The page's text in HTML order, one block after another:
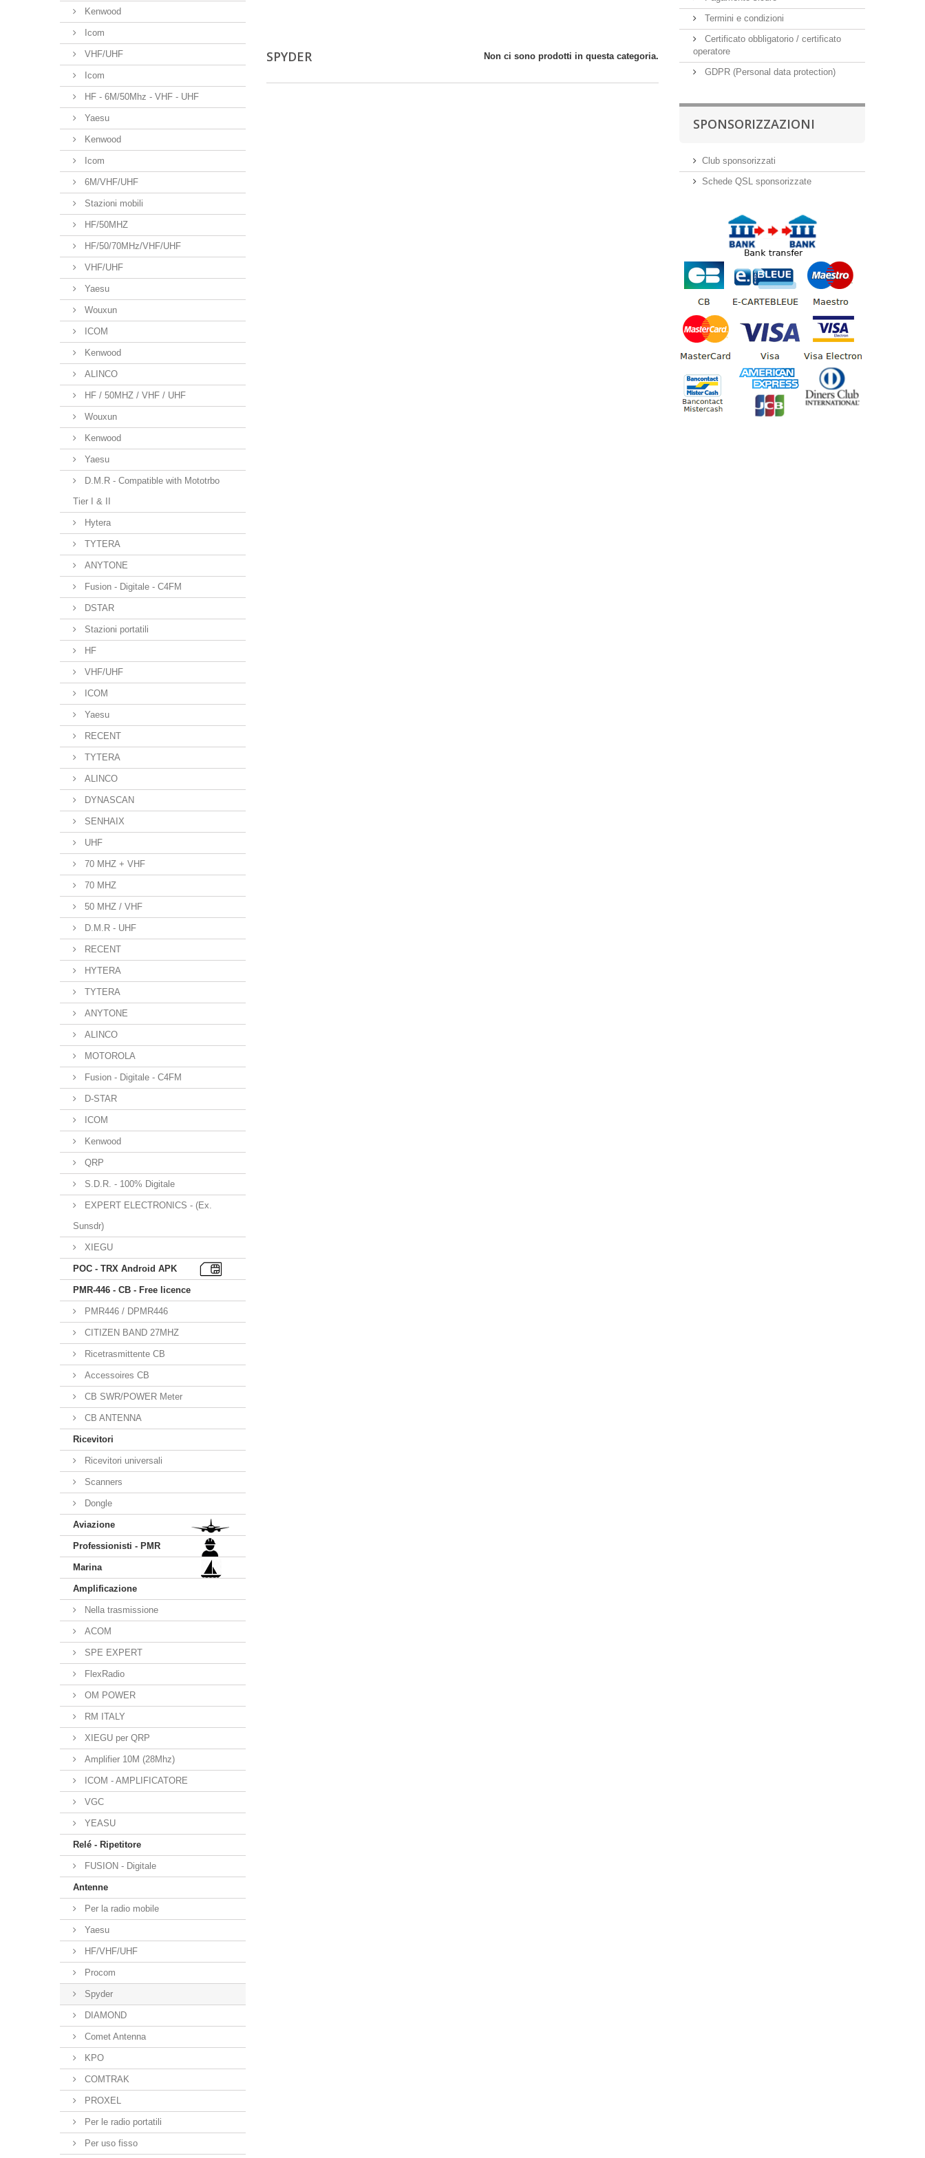
Kenwood
Icom
VHF/UHF
Icom
HF - 6M/50Mhz - VHF - UHF
Yaesu
Kenwood
Icom
6M/VHF/UHF
Stazioni mobili
HF/50MHZ
HF/50/70MHz/VHF/UHF
VHF/UHF
Yaesu
Wouxun
ICOM
Kenwood
ALINCO
HF / 50MHZ / VHF / UHF
Wouxun
Kenwood
Yaesu
D.M.R - Compatible with Mototrbo
Tier I & II
Hytera
TYTERA
ANYTONE
Fusion - Digitale - C4FM
DSTAR
Stazioni portatili
HF
VHF/UHF
ICOM
Yaesu
RECENT
TYTERA
ALINCO
DYNASCAN
SENHAIX
UHF
70 MHZ + VHF
70 MHZ
50 MHZ / VHF
D.M.R - UHF
RECENT
HYTERA
TYTERA
ANYTONE
ALINCO
MOTOROLA
Fusion - Digitale - C4FM
D-STAR
ICOM
Kenwood
QRP
S.D.R. - 100% Digitale
EXPERT ELECTRONICS - (Ex.
Sunsdr)
XIEGU
POC - TRX Android APK
PMR-446 - CB - Free licence
PMR446 / DPMR446
CITIZEN BAND 27MHZ
Ricetrasmittente CB
Accessoires CB
CB SWR/POWER Meter
CB ANTENNA
Ricevitori
Ricevitori universali
Scanners
Dongle
Aviazione
Professionisti - PMR
Marina
Amplificazione
Nella trasmissione
ACOM
SPE EXPERT
FlexRadio
OM POWER
RM ITALY
XIEGU per QRP
Amplifier 10M (28Mhz)
ICOM - AMPLIFICATORE
VGC
YEASU
Relé - Ripetitore
FUSION - Digitale
Antenne
Per la radio mobile
Yaesu
HF/VHF/UHF
Procom
Spyder
DIAMOND
Comet Antenna
KPO
COMTRAK
PROXEL
Per le radio portatili
Per uso fisso
SPYDER Non ci sono prodotti in questa categoria.
Termini e condizioni
Certificato obbligatorio / certificato
operatore
GDPR (Personal data protection)
SPONSORIZZAZIONI
Club sponsorizzati
Schede QSL sponsorizzate